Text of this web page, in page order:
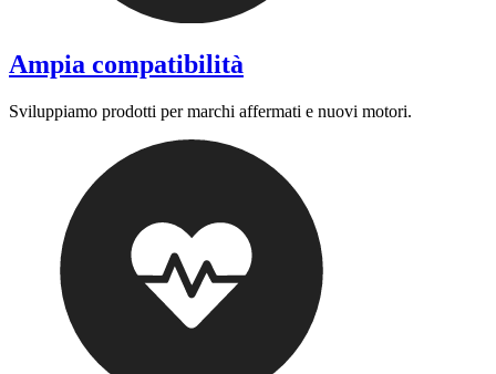
Ampia compatibilità
Sviluppiamo prodotti per marchi affermati e nuovi motori.